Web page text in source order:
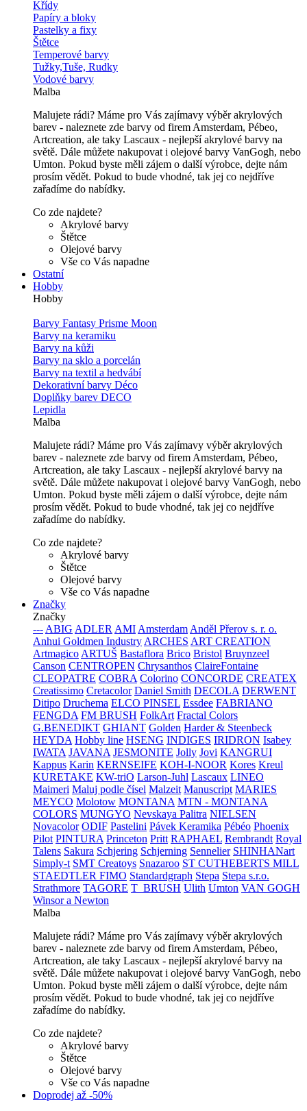
Křídy
Papíry a bloky
Pastelky a fixy
Štětce
Temperové barvy
Tužky,Tuše, Rudky
Vodové barvy
Malba
Malujete rádi? Máme pro Vás zajímavy výběr akrylových
barev - naleznete zde barvy od firem Amsterdam, Pébeo,
Artcreation, ale taky Lascaux - nejlepší akrylové barvy na
světě. Dále můžete nakupovat i olejové barvy VanGogh, nebo
Umton. Pokud byste měli zájem o další výrobce, dejte nám
prosím vědět. Pokud to bude vhodné, tak jej co nejdříve
zařadíme do nabídky.
Co zde najdete?
Akrylové barvy
Štětce
Olejové barvy
Vše co Vás napadne
Ostatní
Hobby
Hobby
Barvy Fantasy Prisme Moon
Barvy na keramiku
Barvy na kůži
Barvy na sklo a porcelán
Barvy na textil a hedvábí
Dekorativní barvy Déco
Doplňky barev DECO
Lepidla
Malba
Malujete rádi? Máme pro Vás zajímavy výběr akrylových
barev - naleznete zde barvy od firem Amsterdam, Pébeo,
Artcreation, ale taky Lascaux - nejlepší akrylové barvy na
světě. Dále můžete nakupovat i olejové barvy VanGogh, nebo
Umton. Pokud byste měli zájem o další výrobce, dejte nám
prosím vědět. Pokud to bude vhodné, tak jej co nejdříve
zařadíme do nabídky.
Co zde najdete?
Akrylové barvy
Štětce
Olejové barvy
Vše co Vás napadne
Značky
Značky
--- ABIG ADLER AMI Amsterdam Anděl Přerov s. r. o.
Anhui Goldmen Industry ARCHES ART CREATION
Artmagico ARTUŠ Bastaflora Brico Bristol Bruynzeel
Canson CENTROPEN Chrysanthos ClaireFontaine
CLEOPATRE COBRA Colorino CONCORDE CREATEX
Creatissimo Cretacolor Daniel Smith DECOLA DERWENT
Ditipo Druchema ELCO PINSEL Essdee FABRIANO
FENGDA FM BRUSH FolkArt Fractal Colors
G.BENEDIKT GHIANT Golden Harder & Steenbeck
HEYDA Hobby line HSENG INDIGES IRIDRON Isabey
IWATA JAVANA JESMONITE Jolly Jovi KANGRUI
Kappus Karin KERNSEIFE KOH-I-NOOR Kores Kreul
KURETAKE KW-triO Larson-Juhl Lascaux LINEO
Maimeri Maluj podle čísel Malzeit Manuscript MARIES
MEYCO Molotow MONTANA MTN - MONTANA
COLORS MUNGYO Nevskaya Palitra NIELSEN
Novacolor ODIF Pastelini Pávek Keramika Pébéo Phoenix
Pilot PINTURA Princeton Pritt RAPHAEL Rembrandt Royal
Talens Sakura Schjering Schjerning Sennelier SHINHANart
Simply-t SMT Creatoys Snazaroo ST CUTHEBERTS MILL
STAEDTLER FIMO Standardgraph Stepa Stepa s.r.o.
Strathmore TAGORE T_BRUSH Ulith Umton VAN GOGH
Winsor a Newton
Malba
Malujete rádi? Máme pro Vás zajímavy výběr akrylových
barev - naleznete zde barvy od firem Amsterdam, Pébeo,
Artcreation, ale taky Lascaux - nejlepší akrylové barvy na
světě. Dále můžete nakupovat i olejové barvy VanGogh, nebo
Umton. Pokud byste měli zájem o další výrobce, dejte nám
prosím vědět. Pokud to bude vhodné, tak jej co nejdříve
zařadíme do nabídky.
Co zde najdete?
Akrylové barvy
Štětce
Olejové barvy
Vše co Vás napadne
Doprodej až -50%